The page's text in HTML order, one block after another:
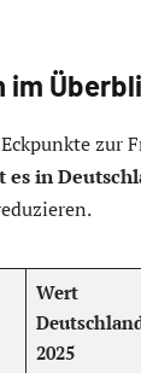
im
zur
in
Wert
2025